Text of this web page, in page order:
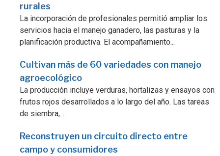
rurales
La incorporación de profesionales permitió ampliar los
servicios hacia el manejo ganadero, las pasturas y la
planificación productiva. El acompañamiento...
Cultivan más de 60 variedades con manejo
agroecológico
La producción incluye verduras, hortalizas y ensayos con
frutos rojos desarrollados a lo largo del año. Las tareas
de siembra,...
Reconstruyen un circuito directo entre
campo y consumidores